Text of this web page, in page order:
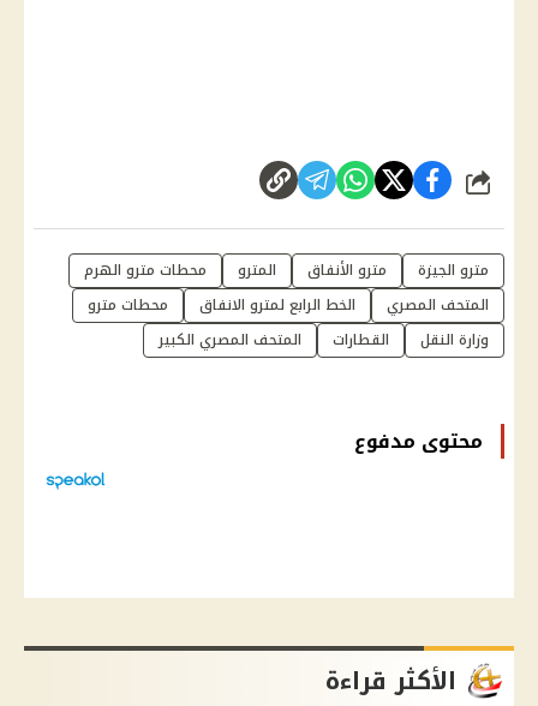
شارك
مترو الجيزة مترو الأنفاق المترو
محطات مترو الهرم
المتحف المصري
الخط الرابع لمترو الانفاق
محطات مترو
وزارة النقل
القطارات المتحف المصري الكبير
محتوى مدفوع
الأكثر قراءة